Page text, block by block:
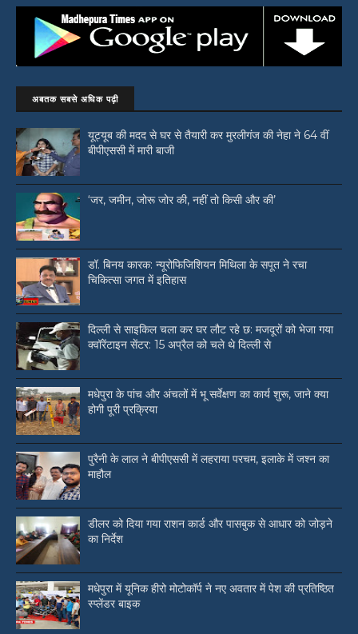
अबतक सबसे अधिक पढ़ी
यूट्यूब की मदद से घर से तैयारी कर मुरलीगंज की नेहा ने 64 वीं
बीपीएससी में मारी बाजी
‘जर, जमीन, जोरू जोर की, नहीं तो किसी और की’
डॉ. बिनय कारक: न्यूरोफिजिशियन मिथिला के सपूत ने रचा
चिकित्सा जगत में इतिहास
दिल्ली से साइकिल चला कर घर लौट रहे छ: मजदूरों को भेजा गया
क्वॉरेंटाइन सेंटर: 15 अप्रैल को चले थे दिल्ली से
मधेपुरा के पांच और अंचलों में भू सर्वेक्षण का कार्य शुरू, जाने क्या
होगी पूरी प्रक्रिया
पुरैनी के लाल ने बीपीएससी में लहराया परचम, इलाके में जश्न का
माहौल
डीलर को दिया गया राशन कार्ड और पासबुक से आधार को जोड़ने
का निर्देश
मधेपुरा में यूनिक हीरो मोटोकॉर्प ने नए अवतार में पेश की प्रतिष्ठित
स्प्लेंडर बाइक